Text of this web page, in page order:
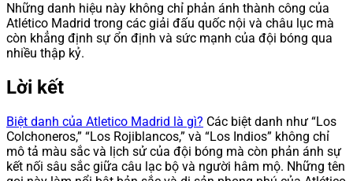
Những danh hiệu này không chỉ phản ánh thành công của
Atlético Madrid trong các giải đấu quốc nội và châu lục mà
còn khẳng định sự ổn định và sức mạnh của đội bóng qua
nhiều thập kỷ.
Lời kết
Biệt danh của Atletico Madrid là gì? Các biệt danh như “Los
Colchoneros,” “Los Rojiblancos,” và “Los Indios” không chỉ
mô tả màu sắc và lịch sử của đội bóng mà còn phản ánh sự
kết nối sâu sắc giữa câu lạc bộ và người hâm mộ. Những tên